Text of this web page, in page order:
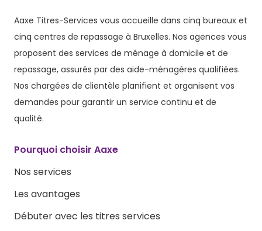
Aaxe Titres-Services vous accueille dans cinq bureaux et
cinq centres de repassage à Bruxelles. Nos agences vous
proposent des services de ménage à domicile et de
repassage, assurés par des aide-ménagères qualifiées.
Nos chargées de clientèle planifient et organisent vos
demandes pour garantir un service continu et de
qualité.
Pourquoi choisir Aaxe
Nos services
Les avantages
Débuter avec les titres services